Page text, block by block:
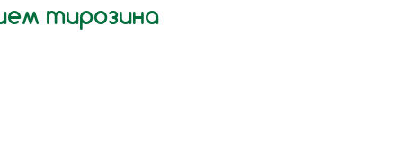
тирозина